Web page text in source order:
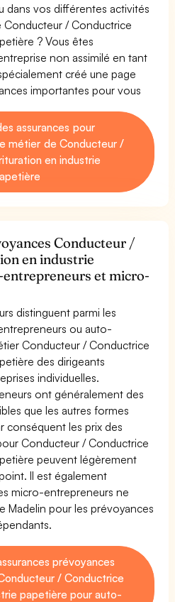
dans vos différentes activités
Conducteur / Conductrice
? Vous êtes
non assimilé en tant
créé une page
importantes pour vous
assurances pour
métier de Conducteur /
en industrie
Conducteur /
en industrie
et micro-
distinguent parmi les
ou auto-
Conducteur / Conductrice
des dirigeants
individuelles.
ont généralement des
que les autres formes
conséquent les prix des
Conducteur / Conductrice
peuvent légèrement
Il est également
micro-entrepreneurs ne
Madelin pour les prévoyances
prévoyances
/ Conductrice
papetière pour auto-